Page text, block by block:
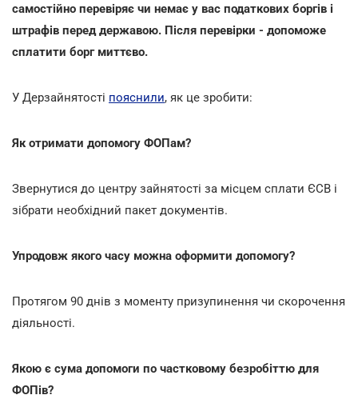
самостійно перевіряє чи немає у вас податкових боргів і
штрафів перед державою. Після перевірки - допоможе
сплатити борг миттєво.
У Дерзайнятості пояснили, як це зробити:
Як отримати допомогу ФОПам?
Звернутися до центру зайнятості за місцем сплати ЄСВ і
зібрати необхідний пакет документів.
Упродовж якого часу можна оформити допомогу?
Протягом 90 днів з моменту призупинення чи скорочення
діяльності.
Якою є сума допомоги по частковому безробіттю для
ФОПів?